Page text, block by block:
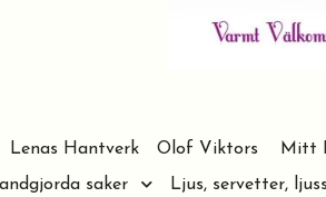
Lenas Hantverk Olof Viktors Mitt
saker Ljus, servetter,